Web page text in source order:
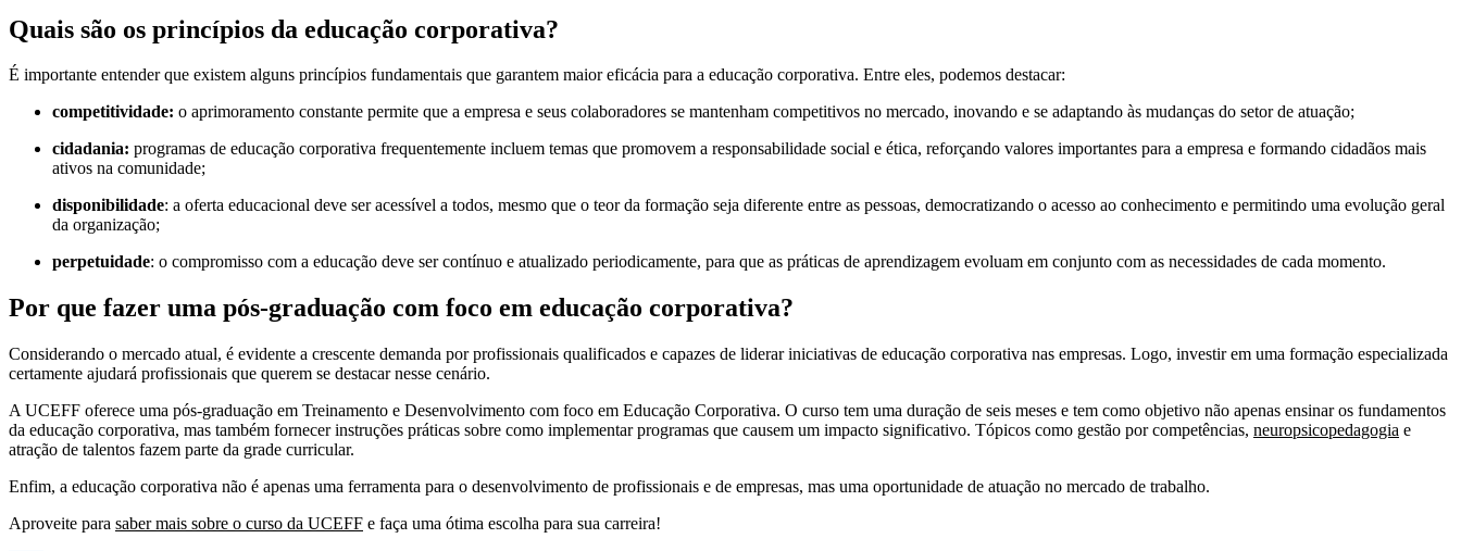
Quais são os princípios da educação corporativa?
É importante entender que existem alguns princípios fundamentais que garantem maior eficácia para a educação corporativa. Entre eles, podemos destacar:
competitividade: o aprimoramento constante permite que a empresa e seus colaboradores se mantenham competitivos no mercado, inovando e se adaptando às mudanças do setor de atuação;
cidadania: programas de educação corporativa frequentemente incluem temas que promovem a responsabilidade social e ética, reforçando valores importantes para a empresa e formando cidadãos mais
ativos na comunidade;
disponibilidade: a oferta educacional deve ser acessível a todos, mesmo que o teor da formação seja diferente entre as pessoas, democratizando o acesso ao conhecimento e permitindo uma evolução geral
da organização;
perpetuidade: o compromisso com a educação deve ser contínuo e atualizado periodicamente, para que as práticas de aprendizagem evoluam em conjunto com as necessidades de cada momento.
Por que fazer uma pós-graduação com foco em educação corporativa?
Considerando o mercado atual, é evidente a crescente demanda por profissionais qualificados e capazes de liderar iniciativas de educação corporativa nas empresas. Logo, investir em uma formação especializada
certamente ajudará profissionais que querem se destacar nesse cenário.
A UCEFF oferece uma pós-graduação em Treinamento e Desenvolvimento com foco em Educação Corporativa. O curso tem uma duração de seis meses e tem como objetivo não apenas ensinar os fundamentos
da educação corporativa, mas também fornecer instruções práticas sobre como implementar programas que causem um impacto significativo. Tópicos como gestão por competências, neuropsicopedagogia e
atração de talentos fazem parte da grade curricular.
Enfim, a educação corporativa não é apenas uma ferramenta para o desenvolvimento de profissionais e de empresas, mas uma oportunidade de atuação no mercado de trabalho.
Aproveite para saber mais sobre o curso da UCEFF e faça uma ótima escolha para sua carreira!